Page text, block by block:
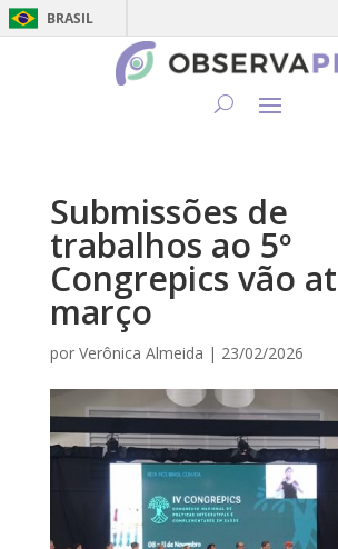
BRASIL
Submissões de
trabalhos ao 5º
Congrepics vão
março
por Verônica Almeida | 23/02/2026